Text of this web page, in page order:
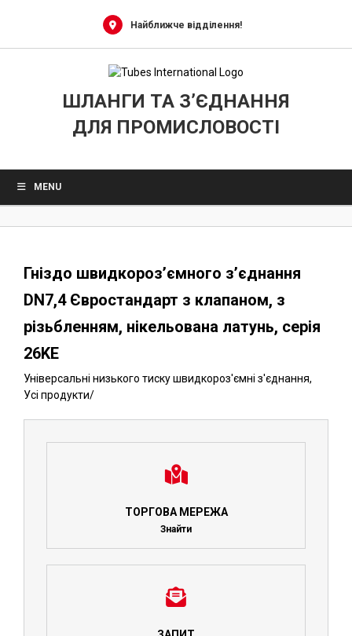
Найближче відділення!
ШЛАНГИ ТА З’ЄДНАННЯ
ДЛЯ ПРОМИСЛОВОСТІ
MENU
Гніздо швидкороз’ємного з’єднання
DN7,4 Євростандарт з клапаном, з
різьбленням, нікельована латунь, серія
26KE
Універсальні низького тиску швидкороз'ємні з'єднання,
Усі продукти/
ТОРГОВА МЕРЕЖА
Знайти